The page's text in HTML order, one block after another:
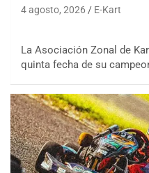
4 agosto, 2026 E-Kart
La Asociación Zonal de
quinta fecha de su